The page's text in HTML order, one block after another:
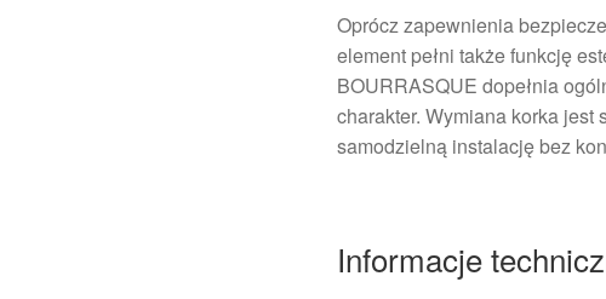
Oprócz zapewnienia
element pełni także funkcję
BOURRASQUE dopełnia
charakter. Wymiana korka jest
samodzielną instalację bez
Informacje